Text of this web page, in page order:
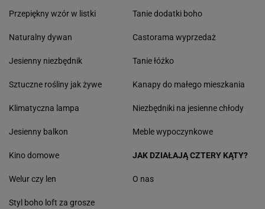
Przepiękny wzór w listki
Naturalny dywan
Jesienny niezbędnik
Sztuczne rośliny jak żywe
Klimatyczna lampa
Jesienny balkon
Tanie dodatki boho
Castorama wyprzedaż
Tanie łóżko
Kanapy do małego mieszkania
Niezbędniki na jesienne chłody
Meble wypoczynkowe
Kino domowe
Welur czy len
Styl boho loft za grosze
JAK DZIAŁAJĄ CZTERY KĄTY?
O nas